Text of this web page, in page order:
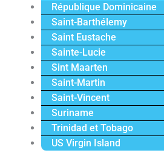
République Dominicaine
Saint-Barthélemy
Saint Eustache
Sainte-Lucie
Sint Maarten
Saint-Martin
Saint-Vincent
Suriname
Trinidad et Tobago
US Virgin Island